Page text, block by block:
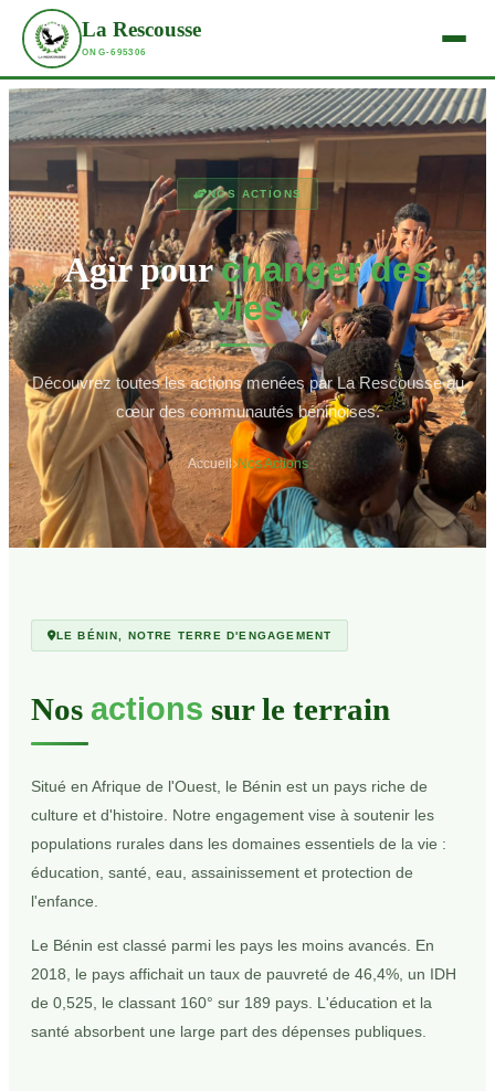
La Rescousse
ONG-695306
NOS ACTIONS
Agir pourchanger des
vies
Découvrez toutes les actions menées par La Rescousse au
cœur des communautés béninoises.
Accueil Nos Actions
LE BÉNIN, NOTRE TERRE D'ENGAGEMENT
Nos actions sur le terrain
Situé en Afrique de l'Ouest, le Bénin est un pays riche de
culture et d'histoire. Notre engagement vise à soutenir les
populations rurales dans les domaines essentiels de la vie :
éducation, santé, eau, assainissement et protection de
l'enfance.
Le Bénin est classé parmi les pays les moins avancés. En
2018, le pays affichait un taux de pauvreté de 46,4%, un IDH
de 0,525, le classant 160° sur 189 pays. L'éducation et la
santé absorbent une large part des dépenses publiques.